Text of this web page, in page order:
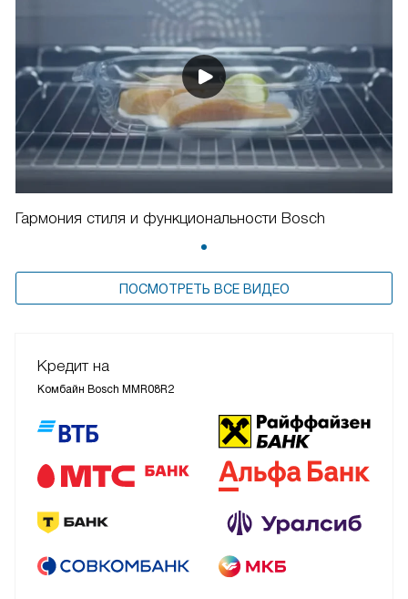
Гармония стиля и функциональности Bosch
ПОСМОТРЕТЬ ВСЕ ВИДЕО
Кредит на
Комбайн Bosch MMR08R2